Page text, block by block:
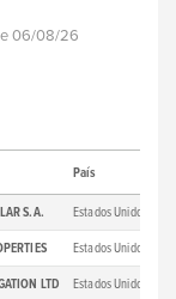
06/08/26
País
S.A. Estados Unidos
Estados Unidos
LTD Estados Unidos